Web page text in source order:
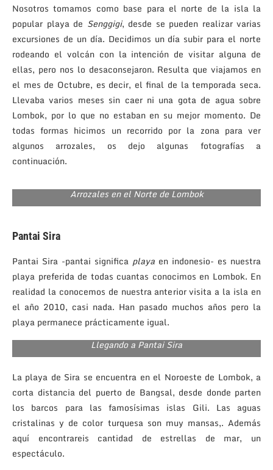
Nosotros tomamos como base para el norte de la isla la
popular playa de Senggigi, desde se pueden realizar varias
excursiones de un día. Decidimos un día subir para el norte
rodeando el volcán con la intención de visitar alguna de
ellas, pero nos lo desaconsejaron. Resulta que viajamos en
el mes de Octubre, es decir, el final de la temporada seca.
Llevaba varios meses sin caer ni una gota de agua sobre
Lombok, por lo que no estaban en su mejor momento. De
todas formas hicimos un recorrido por la zona para ver
algunos arrozales, os dejo algunas fotografías a
continuación.
Arrozales en el Norte de Lombok
Pantai Sira
Pantai Sira -pantai significa playa en indonesio- es nuestra
playa preferida de todas cuantas conocimos en Lombok. En
realidad la conocemos de nuestra anterior visita a la isla en
el año 2010, casi nada. Han pasado muchos años pero la
playa permanece prácticamente igual.
Llegando a Pantai Sira
La playa de Sira se encuentra en el Noroeste de Lombok, a
corta distancia del puerto de Bangsal, desde donde parten
los barcos para las famosísimas islas Gili. Las aguas
cristalinas y de color turquesa son muy mansas,. Además
aquí encontrareis cantidad de estrellas de mar, un
espectáculo.